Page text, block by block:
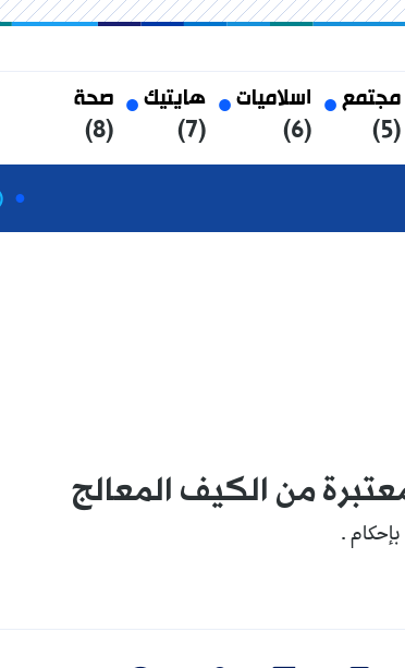
مجتمع
(5)
اسلاميات
(6)
هايتيك
(7)
صحة
(8)
من الكيف المعالج
.